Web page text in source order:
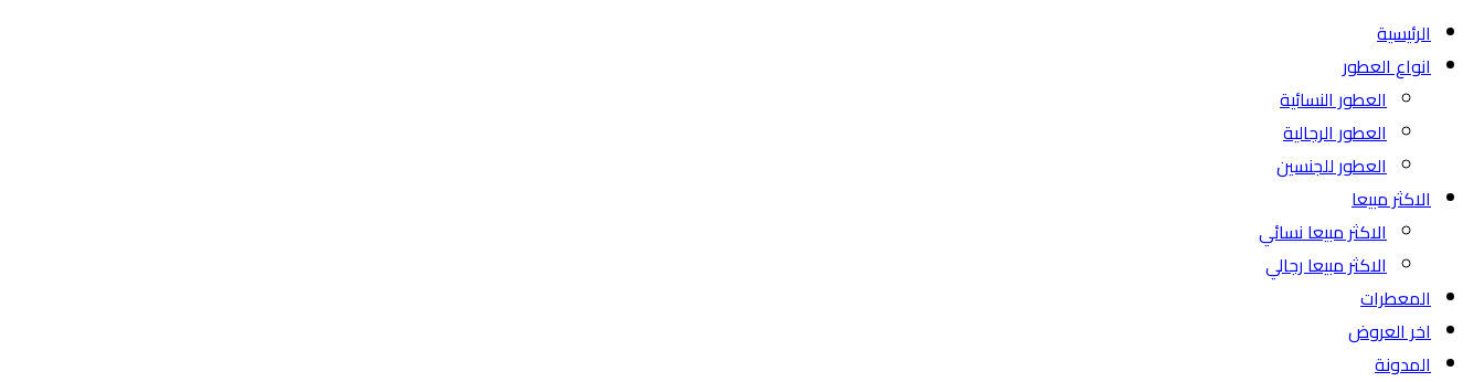
الرئيسية
انواع العطور
العطور النسائية
العطور الرجالية
العطور للجنسين
الاكثر مبيعا
الاكثر مبيعا نسائي
الاكثر مبيعا رجالي
المعطرات
اخر العروض
المدونة